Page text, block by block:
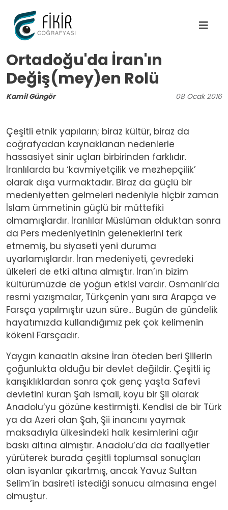
Ortadoğu'da İran'ın
Değiş(mey)en Rolü
Kamil Güngör 08 Ocak 2016
Çeşitli etnik yapıların; biraz kültür, biraz da
coğrafyadan kaynaklanan nedenlerle
hassasiyet sinir uçları birbirinden farklıdır.
İranlılarda bu ‘kavmiyetçilik ve mezhepçilik’
olarak dışa vurmaktadır. Biraz da güçlü bir
medeniyetten gelmeleri nedeniyle hiçbir zaman
İslam ümmetinin güçlü bir müttefiki
olmamışlardır. İranlılar Müslüman olduktan sonra
da Pers medeniyetinin geleneklerini terk
etmemiş, bu siyaseti yeni duruma
uyarlamışlardır. İran medeniyeti, çevredeki
ülkeleri de etki altına almıştır. İran’ın bizim
kültürümüzde de yoğun etkisi vardır. Osmanlı’da
resmi yazışmalar, Türkçenin yanı sıra Arapça ve
Farsça yapılmıştır uzun süre... Bugün de gündelik
hayatımızda kullandığımız pek çok kelimenin
kökeni Farsçadır.
Yaygın kanaatin aksine İran öteden beri Şiilerin
çoğunlukta olduğu bir devlet değildir. Çeşitli iç
karışıklıklardan sonra çok genç yaşta Safevi
devletini kuran Şah İsmail, koyu bir Şii olarak
Anadolu’yu gözüne kestirmişti. Kendisi de bir Türk
ya da Azeri olan Şah, Şii inancını yaymak
maksadıyla ülkesindeki halk kesimlerini ağır
baskı altına almıştır. Anadolu’da da faaliyetler
yürüterek burada çeşitli toplumsal sonuçları
olan isyanlar çıkartmış, ancak Yavuz Sultan
Selim’in basireti istediği sonucu almasına engel
olmuştur.